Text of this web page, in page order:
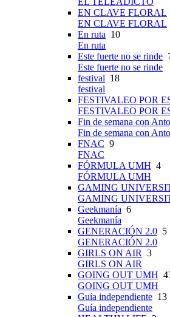
EN CLAVE FLORAL
EN CLAVE FLORAL
En ruta 10
En ruta
Este fuerte no se rinde
Este fuerte no se rinde
festival 18
festival
FESTIVALEO POR
FESTIVALEO POR
Fin de semana con
Fin de semana con
FNAC 9
FNAC
FÓRMULA UMH 4
FÓRMULA UMH
GAMING
GAMING
Geekmanía 6
Geekmanía
GENERACIÓN 2.0 5
GENERACIÓN 2.0
GIRLS ON AIR 3
GIRLS ON AIR
GOING OUT UMH
GOING OUT UMH
Guía independiente 13
Guía independiente